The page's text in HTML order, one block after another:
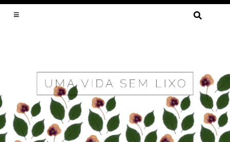
PESQUISAR
LIXO ZERO, MENOS DESPERDÍCIO E